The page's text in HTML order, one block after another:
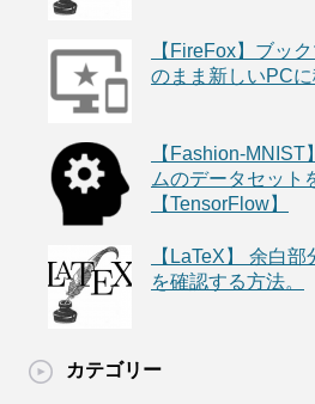
【FireFox】ブッ
のまま新しいPCに
【Fashion-
ムのデータセット
【TensorFlow】
【LaTeX】 余白
を確認する方法。
カテゴリー